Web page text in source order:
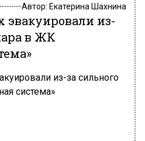
Автор: Екатерина Шахнина
эвакуировали из-
в ЖК